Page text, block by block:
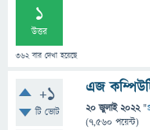
1
উত্তর
362বার দেখা হয়েছে
+1
টি ভোট
এজ
20 জুলাই 2022 "
(7,560 পয়েন্ট)